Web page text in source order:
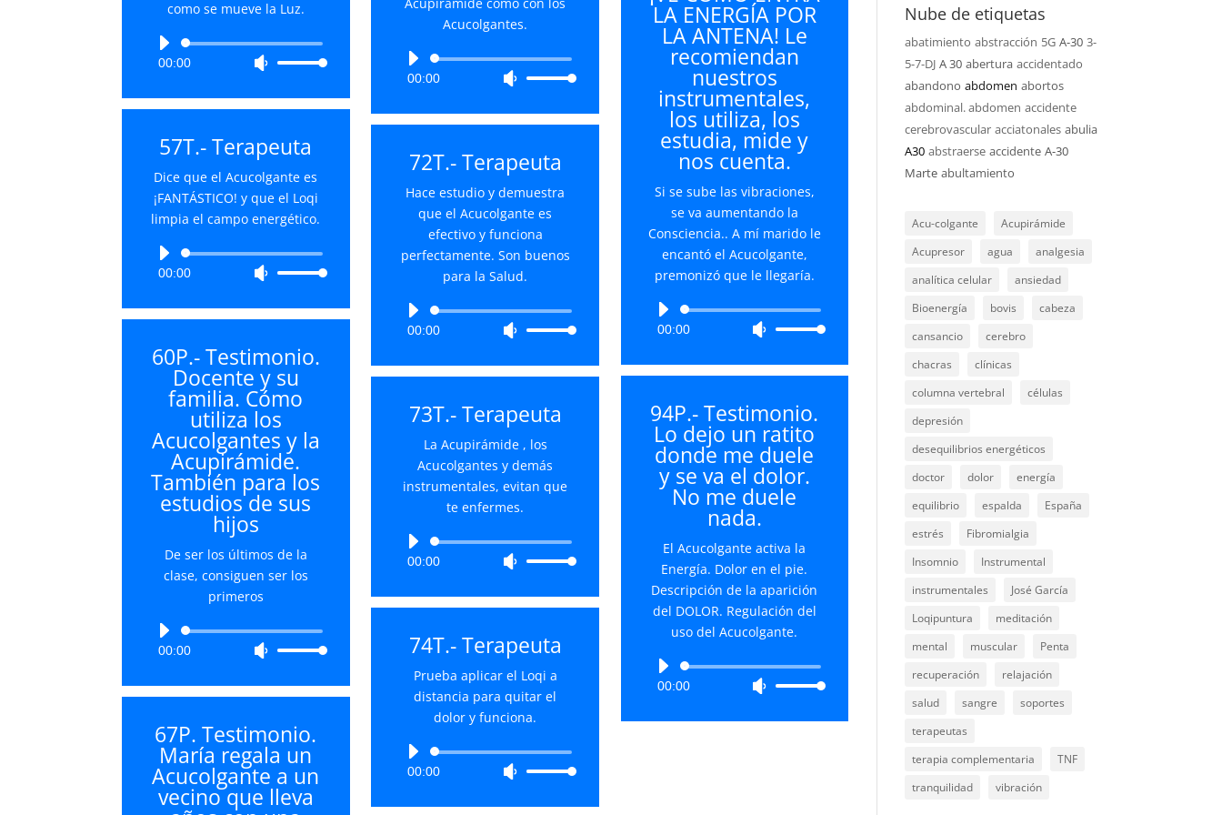
disminuir
el
como se mueve la Luz.
Reproductor
00:00
Utiliza
flecha
para
aumentar
disminuir
el
57T.- Terapeuta
Dice que el Acucolgante es
¡FANTÁSTICO! y que el Loqi
limpia el campo energético.
Reproductor
00:00
Utiliza
flecha
arriba/abajo
para
aumentar
o
disminuir
el
volumen.
60P.- Testimonio.
Docente y su
familia. Cómo
utiliza los
Acucolgantes y la
Acupirámide.
También para los
estudios de sus
hijos
De ser los últimos de la
clase, consiguen ser los
primeros
Reproductor
00:00
Utiliza
flecha
arriba/abajo
para
aumentar
67P. Testimonio.
María regala un
Acucolgante a un
vecino que lleva
disminuir
el
Acucolgantes.
Reproductor
00:00
Utiliza
flecha
volumen.
72T.- Terapeuta
Hace estudio y demuestra
que el Acucolgante es
efectivo y funciona
perfectamente. Son buenos
para la Salud.
Reproductor
00:00
Utiliza
flecha
el
volumen.
73T.- Terapeuta
La Acupirámide , los
Acucolgantes y demás
instrumentales, evitan que
te enfermes.
Reproductor
00:00
Utiliza
flecha
para
disminuir
el
74T.- Terapeuta
Prueba aplicar el Loqi a
distancia para quitar el
dolor y funciona.
Reproductor
00:00
Utiliza
disminuir
el
volumen.
LA ENERGÍA POR
LA ANTENA! Le
recomiendan
nuestros
instrumentales,
los utiliza, los
estudia, mide y
nos cuenta.
Si se sube las vibraciones,
se va aumentando la
Consciencia.. A mí marido le
encantó el Acucolgante,
premonizó que le llegaría.
Reproductor
00:00
Utiliza
flecha
arriba/abajo
para
aumentar
o
94P.- Testimonio.
Lo dejo un ratito
donde me duele
y se va el dolor.
No me duele
nada.
El Acucolgante activa la
Energía. Dolor en el pie.
Descripción de la aparición
del DOLOR. Regulación del
uso del Acucolgante.
Reproductor
00:00
Utiliza
Nube de etiquetas
abatimiento abstracción 5G A-30 3-
5-7-DJ A 30 abertura accidentado
abandono abdomen abortos
abdominal. abdomen accidente
cerebrovascular acciatonales abulia
A30 abstraerse accidente A-30
Marte abultamiento
Acu-colgante
Acupirámide
Acupresor
agua
analgesia
analítica celular
ansiedad
Bioenergía
bovis
cabeza
cansancio
cerebro
chacras
clínicas
columna vertebral
células
depresión
desequilibrios energéticos
doctor
dolor
energía
equilibrio
espalda
España
estrés
Fibromialgia
Insomnio
Instrumental
instrumentales
José García
Loqipuntura
meditación
mental
muscular
Penta
recuperación
relajación
salud
sangre
soportes
terapeutas
terapia complementaria
TNF
tranquilidad
vibración